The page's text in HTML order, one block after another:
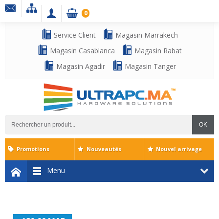
Service Client
Magasin Marrakech
Magasin Casablanca
Magasin Rabat
Magasin Agadir
Magasin Tanger
OK
0
Menu
Promotions Nouveautés Nouvel arrivage